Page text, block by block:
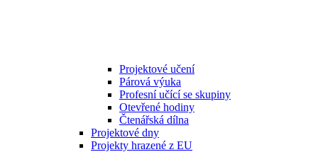
Projektové učení
Párová výuka
Profesní učící se skupiny
Otevřené hodiny
Čtenářská dílna
Projektové dny
Projekty hrazené z EU